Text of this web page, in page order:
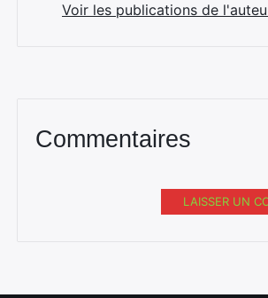
Voir les publications de
Commentaires
LAISSER UN